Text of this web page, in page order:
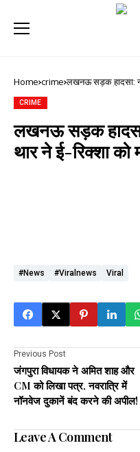
Home crime लखनऊ सड़क हादसा:
CRIME
लखनऊ सड़क
थार ने ई-रिक्शा को
#news #viralnews Viral
Previous Post
जंगपुरा विधायक ने अमित शाह और
CM को लिखा पत्र, नवरात्रि में
नॉनवेज दुकानें बंद करने की अपील!
Leave A Comment